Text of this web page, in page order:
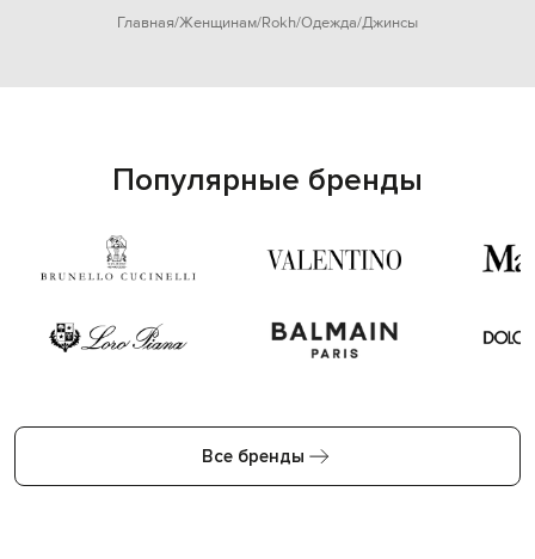
Главная Женщинам Rokh Одежда Джинсы
Популярные бренды
Все бренды